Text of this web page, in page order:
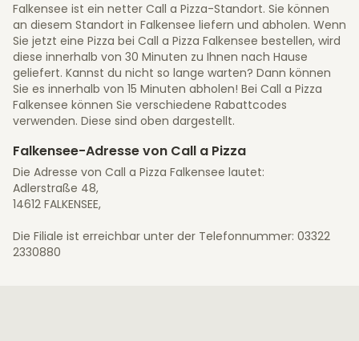
Falkensee ist ein netter Call a Pizza-Standort. Sie können
an diesem Standort in Falkensee liefern und abholen. Wenn
Sie jetzt eine Pizza bei Call a Pizza Falkensee bestellen, wird
diese innerhalb von 30 Minuten zu Ihnen nach Hause
geliefert. Kannst du nicht so lange warten? Dann können
Sie es innerhalb von 15 Minuten abholen! Bei Call a Pizza
Falkensee können Sie verschiedene Rabattcodes
verwenden. Diese sind oben dargestellt.
Falkensee-Adresse von Call a Pizza
Die Adresse von Call a Pizza Falkensee lautet:
Adlerstraße 48,
14612 FALKENSEE,
Die Filiale ist erreichbar unter der Telefonnummer: 03322
2330880